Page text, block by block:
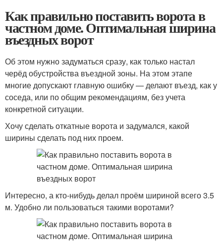
Как правильно поставить ворота в
частном доме. Оптимальная ширина
въездных ворот
Об этом нужно задуматься сразу, как только настал
черёд обустройства въездной зоны. На этом этапе
многие допускают главную ошибку — делают въезд, как у
соседа, или по общим рекомендациям, без учета
конкретной ситуации.
Хочу сделать откатные ворота и задумался, какой
ширины сделать под них проем.
Интересно, а кто-нибудь делал проём шириной всего 3.5
м. Удобно ли пользоваться такими воротами?